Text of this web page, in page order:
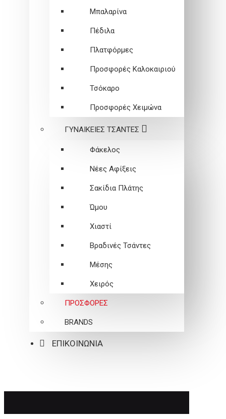
Μπαλαρίνα
Πέδιλα
Πλατφόρμες
Προσφορές Καλοκαιριού
Τσόκαρο
Προσφορές Χειμώνα
ΓΥΝΑΙΚΕΙEΣ ΤΣΑΝΤΕΣ
Φάκελος
Νέες Αφίξεις
Σακίδια Πλάτης
Ώμου
Χιαστί
Βραδινές Τσάντες
Μέσης
Χειρός
ΠΡΟΣΦΟΡΕΣ
BRANDS
ΕΠΙΚΟΙΝΩΝΙΑ